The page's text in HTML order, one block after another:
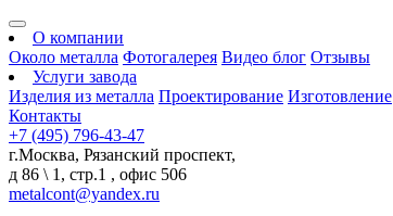
О компании
Около металла Фотогалерея Видео блог Отзывы
Услуги завода
Изделия из металла Проектирование Изготовление
Контакты
+7 (495) 796-43-47
г.Москва, Рязанский проспект,
д 86 \ 1, стр.1 , офис 506
metalcont@yandex.ru